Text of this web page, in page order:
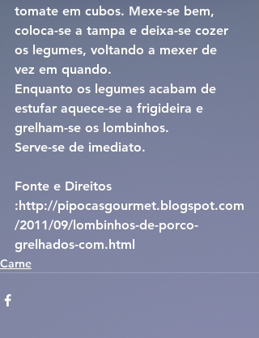
tomate em cubos. Mexe-se bem,
coloca-se a tampa e deixa-se cozer
os legumes, voltando a mexer de
vez em quando.
Enquanto os legumes acabam de
estufar aquece-se a frigideira e
grelham-se os lombinhos.
Serve-se de imediato.
Fonte e Direitos
:http://pipocasgourmet.blogspot.com
/2011/09/lombinhos-de-porco-
grelhados-com.html
Carne